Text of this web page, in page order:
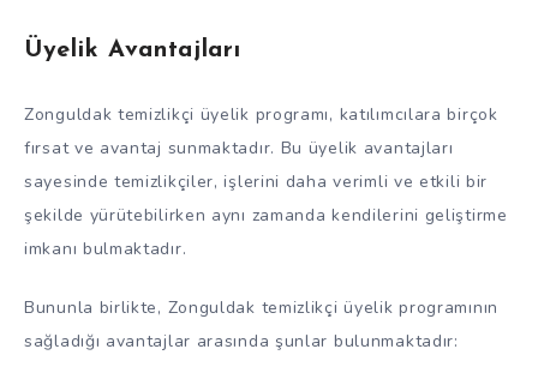
Üyelik Avantajları
Zonguldak temizlikçi üyelik programı, katılımcılara birçok
fırsat ve avantaj sunmaktadır. Bu üyelik avantajları
sayesinde temizlikçiler, işlerini daha verimli ve etkili bir
şekilde yürütebilirken aynı zamanda kendilerini geliştirme
imkanı bulmaktadır.
Bununla birlikte, Zonguldak temizlikçi üyelik programının
sağladığı avantajlar arasında şunlar bulunmaktadır: